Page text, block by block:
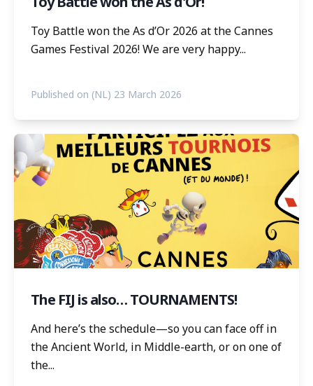
Toy Battle won the As d’Or 2026 at the Cannes
Games Festival 2026! We are very happy...
Published on (NL) 23 March 2026
The FIJ is also… TOURNAMENTS!
And here’s the schedule—so you can face off in
the Ancient World, in Middle-earth, or on one of
the...